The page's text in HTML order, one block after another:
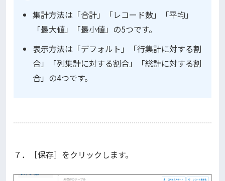
集計方法は「合計」「レコード数」「平均」
「最大値」「最小値」の5つです。
表示方法は「デフォルト」「行集計に対する割
合」「列集計に対する割合」「総計に対する割
合」の4つです。
７．［保存］をクリックします。